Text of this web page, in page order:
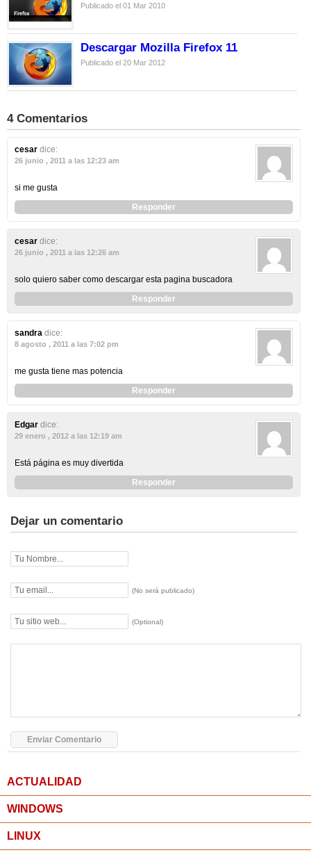
Publicado el 01 Mar 2010
Descargar Mozilla Firefox 11
Publicado el 20 Mar 2012
4 Comentarios
cesar dice:
26 junio , 2011 a las 12:23 am
si me gusta
Responder
cesar dice:
26 junio , 2011 a las 12:26 am
solo quiero saber como descargar esta pagina buscadora
Responder
sandra dice:
8 agosto , 2011 a las 7:02 pm
me gusta tiene mas potencia
Responder
Edgar dice:
29 enero , 2012 a las 12:19 am
Está página es muy divertida
Responder
Dejar un comentario
(No será publicado)
(Optional)
ACTUALIDAD
WINDOWS
LINUX